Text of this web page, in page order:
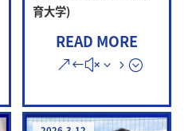
育大学)
READ MORE